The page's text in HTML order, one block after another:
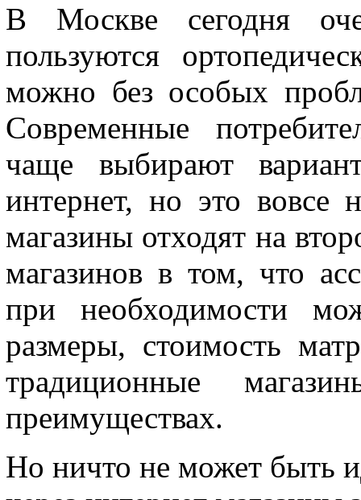
В Москве сегодня
пользуются
можно без особых
Современные
чаще выбирают
интернет, но это вовсе
магазины отходят на
магазинов в том, что
при необходимости
размеры, стоимость
традиционные
преимуществах.
Но ничто не может быть